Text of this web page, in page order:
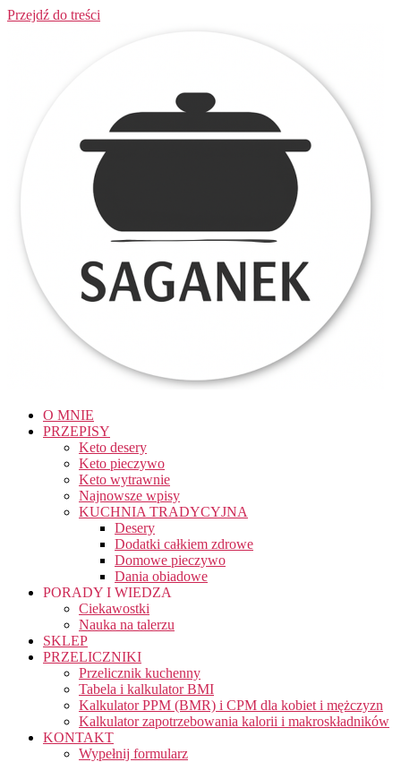
Przejdź do treści
O MNIE
PRZEPISY
Keto desery
Keto pieczywo
Keto wytrawnie
Najnowsze wpisy
KUCHNIA TRADYCYJNA
Desery
Dodatki całkiem zdrowe
Domowe pieczywo
Dania obiadowe
PORADY I WIEDZA
Ciekawostki
Nauka na talerzu
SKLEP
PRZELICZNIKI
Przelicznik kuchenny
Tabela i kalkulator BMI
Kalkulator PPM (BMR) i CPM dla kobiet i mężczyzn
Kalkulator zapotrzebowania kalorii i makroskładników
KONTAKT
Wypełnij formularz